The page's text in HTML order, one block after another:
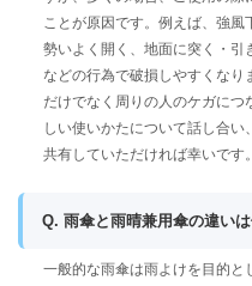
ことが原因です。例えば、強
勢いよく開く、地面に突く・引
などの行為で破損しやすくな
だけでなく周りの人のケガに
しい使いかたについて話し合
共有していただければ幸いです。
Q. 雨傘と雨晴兼用傘の違い
一般的な雨傘は雨よけを目的と